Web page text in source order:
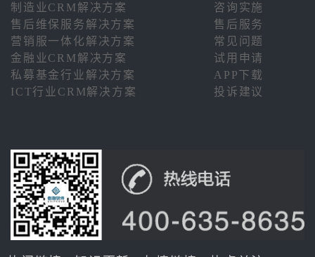
制造业CRM解决方案
咨询实施
售后维保服务解决方案
售后服务
营销服一体化解决方案
常见问题
金融业CRM解决方案
试用申请
私募基金行业解决方案
APP下载
ICT行业CRM解决方案
投诉建议